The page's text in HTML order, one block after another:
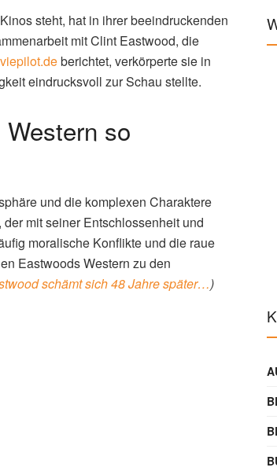
steht, hat in ihrer beeindruckenden
mit Clint Eastwood, die
berichtet, verkörperte sie in
eindrucksvoll zur Schau stellte.
so
und die komplexen Charaktere
mit seiner Entschlossenheit und
moralische Konflikte und die raue
Eastwoods Western zu den
schämt sich 48 Jahre später…)